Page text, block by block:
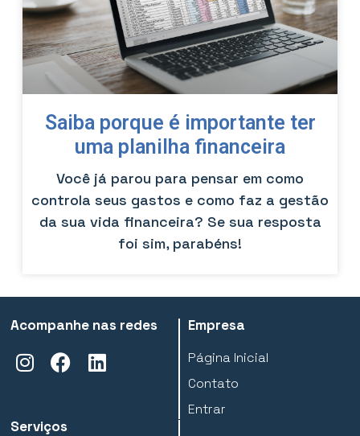
Saiba porque é importante ter
uma planilha financeira
Você já parou para pensar em como
controla seus gastos e como faz a gestão
da sua vida financeira? Se sua resposta
foi sim, parabéns!
Acompanhe nas redes Empresa
Página Inicial
Contato
Entrar
Serviços